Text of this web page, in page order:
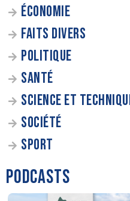
ÉCONOMIE
FAITS DIVERS
POLITIQUE
SANTÉ
SCIENCE ET
SOCIÉTÉ
SPORT
PODCASTS